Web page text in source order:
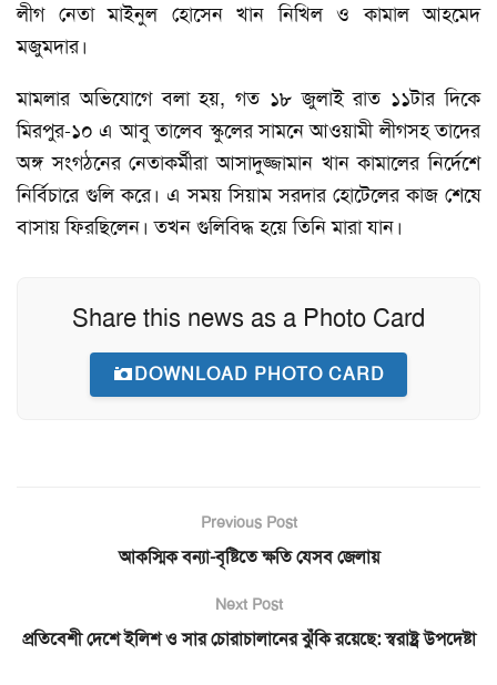
লীগ নেতা মাইনুল হোসেন খান নিখিল ও কামাল আহমেদ
মজুমদার।
মামলার অভিযোগে বলা হয়, গত ১৮ জুলাই রাত ১১টার দিকে
মিরপুর-১০ এ আবু তালেব স্কুলের সামনে আওয়ামী লীগসহ তাদের
অঙ্গ সংগঠনের নেতাকর্মীরা আসাদুজ্জামান খান কামালের নির্দেশে
নির্বিচারে গুলি করে। এ সময় সিয়াম সরদার হোটেলের কাজ শেষে
বাসায় ফিরছিলেন। তখন গুলিবিদ্ধ হয়ে তিনি মারা যান।
Share this news as a Photo Card
DOWNLOAD PHOTO CARD
Previous Post
আকস্মিক বন্যা-বৃষ্টিতে ক্ষতি যেসব জেলায়
Next Post
প্রতিবেশী দেশে ইলিশ ও সার চোরাচালানের ঝুঁকি রয়েছে: স্বরাষ্ট্র উপদেষ্টা